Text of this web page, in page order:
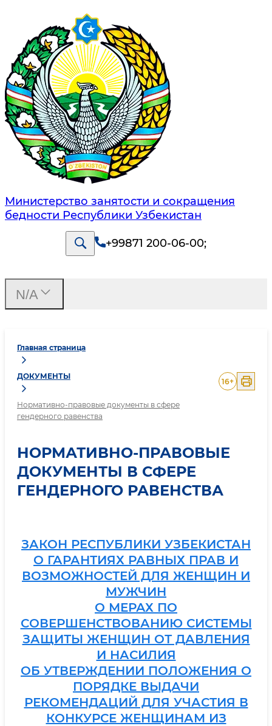
Министерство занятости и сокращения
бедности Республики Узбекистан
+99871 200-06-00;
Главная страница
ДОКУМЕНТЫ
Нормативно-правовые документы в сфере
гендерного равенства
16+
НОРМАТИВНО-ПРАВОВЫЕ
ДОКУМЕНТЫ В СФЕРЕ
ГЕНДЕРНОГО РАВЕНСТВА
ЗАКОН РЕСПУБЛИКИ УЗБЕКИСТАН
О ГАРАНТИЯХ РАВНЫХ ПРАВ И
ВОЗМОЖНОСТЕЙ ДЛЯ ЖЕНЩИН И
МУЖЧИН
О МЕРАХ ПО
СОВЕРШЕНСТВОВАНИЮ СИСТЕМЫ
ЗАЩИТЫ ЖЕНЩИН ОТ ДАВЛЕНИЯ
И НАСИЛИЯ
ОБ УТВЕРЖДЕНИИ ПОЛОЖЕНИЯ О
ПОРЯДКЕ ВЫДАЧИ
РЕКОМЕНДАЦИЙ ДЛЯ УЧАСТИЯ В
КОНКУРСЕ ЖЕНЩИНАМ ИЗ
N/A